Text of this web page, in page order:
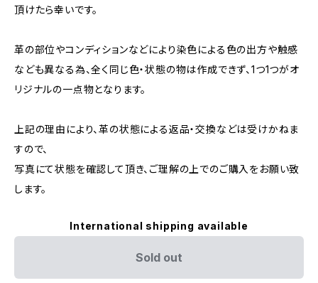
頂けたら幸いです。
革の部位やコンディションなどにより染色による色の出方や触感
なども異なる為、全く同じ色・状態の物は作成できず、1つ1つがオ
リジナルの一点物となります。
上記の理由により、革の状態による返品・交換などは受けかねま
すので、
写真にて状態を確認して頂き、ご理解の上でのご購入をお願い致
します。
International shipping available
Sold out